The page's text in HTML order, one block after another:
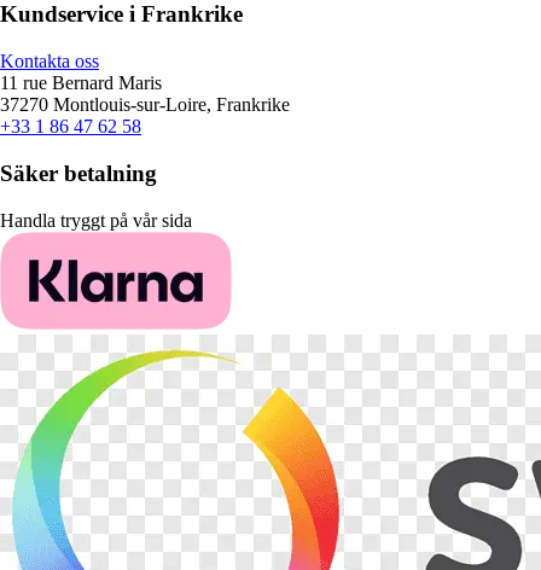
Kundservice i Frankrike
Kontakta oss
11 rue Bernard Maris
37270 Montlouis-sur-Loire, Frankrike
+33 1 86 47 62 58
Säker betalning
Handla tryggt på vår sida